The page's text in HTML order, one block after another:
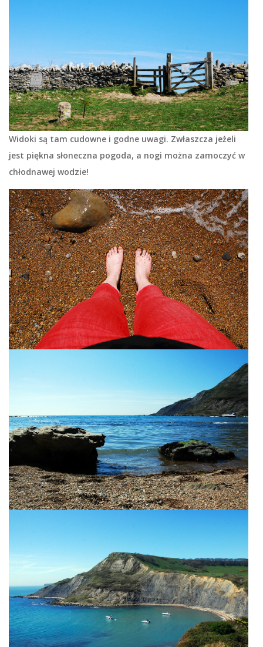
Widoki są tam cudowne i godne uwagi. Zwłaszcza jeżeli
jest piękna słoneczna pogoda, a nogi można zamoczyć w
chłodnawej wodzie!